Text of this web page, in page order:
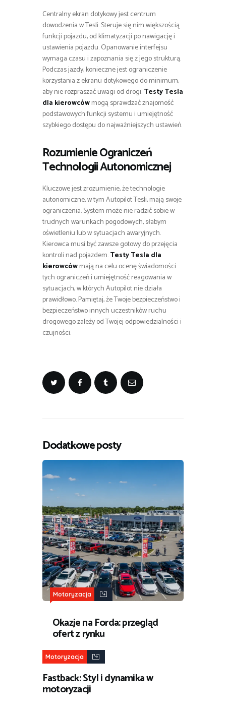
Centralny ekran dotykowy jest centrum
dowodzenia w Tesli. Steruje się nim większością
funkcji pojazdu, od klimatyzacji po nawigację i
ustawienia pojazdu. Opanowanie interfejsu
wymaga czasu i zapoznania się z jego strukturą.
Podczas jazdy, konieczne jest ograniczenie
korzystania z ekranu dotykowego do minimum,
aby nie rozpraszać uwagi od drogi.Testy Tesla
dla kierowcówmogą sprawdzać znajomość
podstawowych funkcji systemu i umiejętność
szybkiego dostępu do najważniejszych ustawień.
Rozumienie Ograniczeń
Technologii Autonomicznej
Kluczowe jest zrozumienie, że technologie
autonomiczne, w tym Autopilot Tesli, mają swoje
ograniczenia. System może nie radzić sobie w
trudnych warunkach pogodowych, słabym
oświetleniu lub w sytuacjach awaryjnych.
Kierowca musi być zawsze gotowy do przejęcia
kontroli nad pojazdem.Testy Tesla dla
kierowcówmają na celu ocenę świadomości
tych ograniczeń i umiejętność reagowania w
sytuacjach, w których Autopilot nie działa
prawidłowo. Pamiętaj, że Twoje bezpieczeństwo i
bezpieczeństwo innych uczestników ruchu
drogowego zależy od Twojej odpowiedzialności i
czujności.
Dodatkowe posty
Motoryzacja
Okazje na Forda: przegląd
ofert z rynku
Motoryzacja
Fastback: Styl i dynamika w
motoryzacji